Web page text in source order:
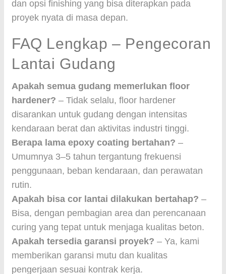
dan opsi finishing yang bisa diterapkan pada
proyek nyata di masa depan.
FAQ Lengkap – Pengecoran
Lantai Gudang
Apakah semua gudang memerlukan floor
hardener? – Tidak selalu, floor hardener
disarankan untuk gudang dengan intensitas
kendaraan berat dan aktivitas industri tinggi.
Berapa lama epoxy coating bertahan? –
Umumnya 3–5 tahun tergantung frekuensi
penggunaan, beban kendaraan, dan perawatan
rutin.
Apakah bisa cor lantai dilakukan bertahap? –
Bisa, dengan pembagian area dan perencanaan
curing yang tepat untuk menjaga kualitas beton.
Apakah tersedia garansi proyek? – Ya, kami
memberikan garansi mutu dan kualitas
pengerjaan sesuai kontrak kerja.